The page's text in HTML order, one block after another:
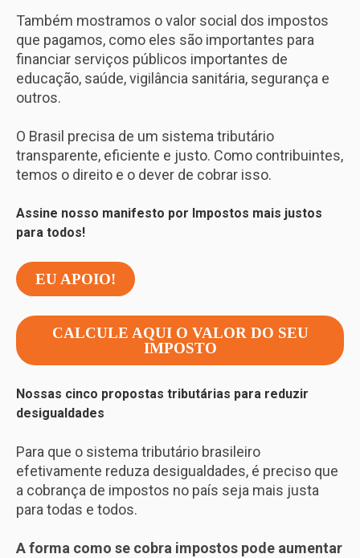
Também mostramos o valor social dos impostos
que pagamos, como eles são importantes para
financiar serviços públicos importantes de
educação, saúde, vigilância sanitária, segurança e
outros.
O Brasil precisa de um sistema tributário
transparente, eficiente e justo. Como contribuintes,
temos o direito e o dever de cobrar isso.
Assine nosso manifesto por Impostos mais justos
para todos!
EU APOIO!
CALCULE AQUI O VALOR DO SEU
IMPOSTO
Nossas cinco propostas tributárias para reduzir
desigualdades
Para que o sistema tributário brasileiro
efetivamente reduza desigualdades, é preciso que
a cobrança de impostos no país seja mais justa
para todas e todos.
A forma como se cobra impostos pode aumentar